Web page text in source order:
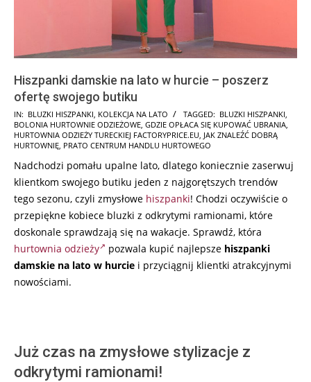
Hiszpanki damskie na lato w hurcie – poszerz
ofertę swojego butiku
2025-
02-
04
IN: BLUZKI HISZPANKI, KOLEKCJA NA LATO TAGGED: BLUZKI HISZPANKI,
BOLONIA HURTOWNIE ODZIEŻOWE, GDZIE OPŁACA SIĘ KUPOWAĆ UBRANIA,
HURTOWNIA ODZIEŻY TURECKIEJ FACTORYPRICE.EU, JAK ZNALEŹĆ DOBRĄ
HURTOWNIĘ, PRATO CENTRUM HANDLU HURTOWEGO
Nadchodzi pomału upalne lato, dlatego koniecznie zaserwuj
klientkom swojego butiku jeden z najgorętszych trendów
tego sezonu, czyli zmysłowe hiszpanki! Chodzi oczywiście o
przepiękne kobiece bluzki z odkrytymi ramionami, które
doskonale sprawdzają się na wakacje. Sprawdź, która
hurtownia odzieży
pozwala kupić najlepsze hiszpanki
damskie na lato w hurcie i przyciągnij klientki atrakcyjnymi
nowościami.
Już czas na zmysłowe stylizacje z
odkrytymi ramionami!